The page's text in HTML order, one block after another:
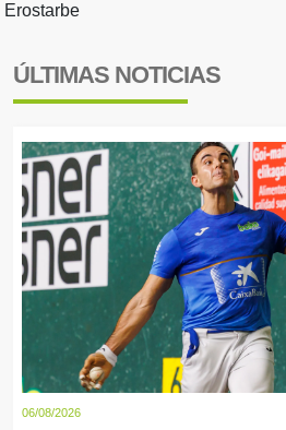
Erostarbe
ÚLTIMAS NOTICIAS
06/08/2026